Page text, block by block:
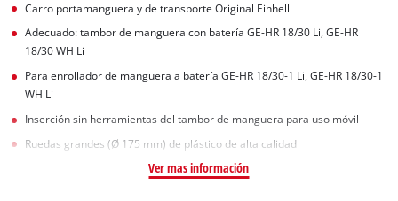
Carro portamanguera y de transporte Original Einhell
Adecuado: tambor de manguera con batería GE-HR 18/30 Li, GE-HR
18/30 WH Li
Para enrollador de manguera a batería GE-HR 18/30-1 Li, GE-HR 18/30-1
WH Li
Inserción sin herramientas del tambor de manguera para uso móvil
Ruedas grandes (Ø 175 mm) de plástico de alta calidad
Ver mas información